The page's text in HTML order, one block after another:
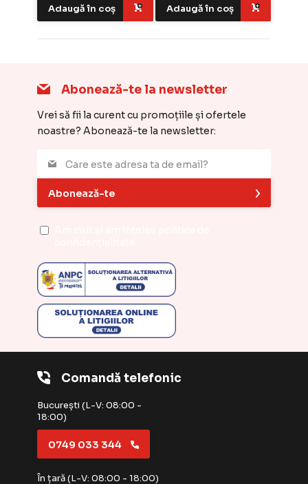
Adaugă în coș Adaugă în coș
Comandă telefonic
București (L-V: 08:00 -
18:00)
0749 033 344
În țară (L-V: 08:00 - 18:00)
Abonează-te la newsletter
Vrei să fii la curent cu promoțiile și ofertele
noastre? Abonează-te la newsletter:
Abonează-te